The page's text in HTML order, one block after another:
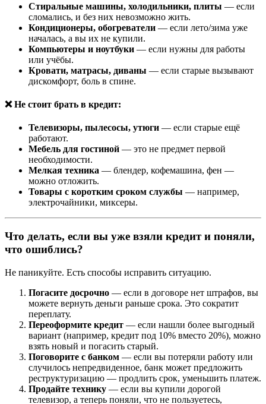
Стиральные машины, холодильники, плиты — если
сломались, и без них невозможно жить.
Кондиционеры, обогреватели — если лето/зима уже
началась, а вы их не купили.
Компьютеры и ноутбуки — если нужны для работы
или учёбы.
Кровати, матрасы, диваны — если старые вызывают
дискомфорт, боль в спине.
❌Не стоит брать в кредит:
Телевизоры, пылесосы, утюги — если старые ещё
работают.
Мебель для гостиной — это не предмет первой
необходимости.
Мелкая техника — блендер, кофемашина, фен —
можно отложить.
Товары с коротким сроком службы — например,
электрочайники, миксеры.
Что делать, если вы уже взяли кредит и поняли,
что ошиблись?
Не паникуйте. Есть способы исправить ситуацию.
Погасите досрочно — если в договоре нет штрафов, вы
можете вернуть деньги раньше срока. Это сократит
переплату.
Переоформите кредит — если нашли более выгодный
вариант (например, кредит под 10% вместо 20%), можно
взять новый и погасить старый.
Поговорите с банком — если вы потеряли работу или
случилось непредвиденное, банк может предложить
реструктуризацию — продлить срок, уменьшить платеж.
Продайте технику — если вы купили дорогой
телевизор, а теперь поняли, что не пользуетесь,